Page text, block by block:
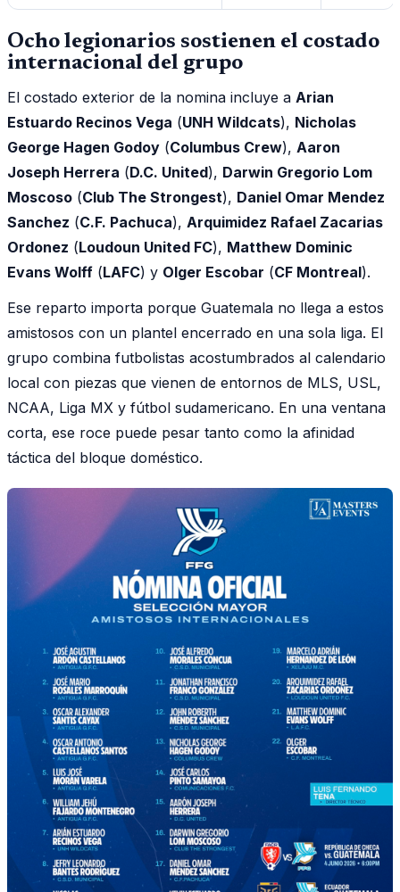
Ocho legionarios sostienen el costado
internacional del grupo
El costado exterior de la nomina incluye a Arian
Estuardo Recinos Vega (UNH Wildcats), Nicholas
George Hagen Godoy (Columbus Crew), Aaron
Joseph Herrera (D.C. United), Darwin Gregorio Lom
Moscoso (Club The Strongest), Daniel Omar Mendez
Sanchez (C.F. Pachuca), Arquimidez Rafael Zacarias
Ordonez (Loudoun United FC), Matthew Dominic
Evans Wolff (LAFC) y Olger Escobar (CF Montreal).
Ese reparto importa porque Guatemala no llega a estos
amistosos con un plantel encerrado en una sola liga. El
grupo combina futbolistas acostumbrados al calendario
local con piezas que vienen de entornos de MLS, USL,
NCAA, Liga MX y fútbol sudamericano. En una ventana
corta, ese roce puede pesar tanto como la afinidad
táctica del bloque doméstico.